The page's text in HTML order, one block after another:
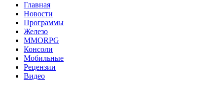
Главная
Новости
Программы
Железо
MMORPG
Консоли
Мобильные
Рецензии
Видео